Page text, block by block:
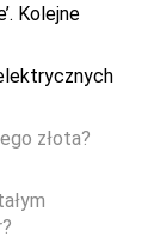
Kolejne
złota?